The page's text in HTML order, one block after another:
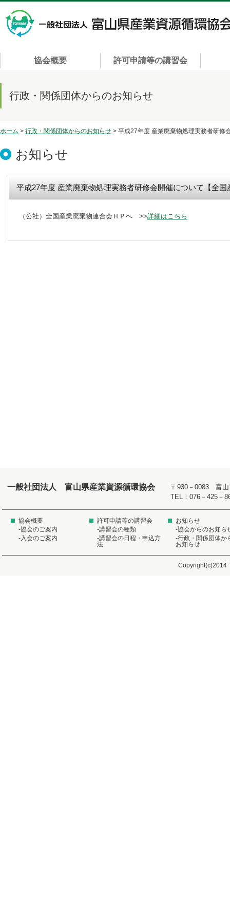
協会概要 許可申請等の講習会
行政・関係団体からのお知らせ
ホーム > 行政・関係団体からのお知らせ > 平成27年度 産業廃棄物処理実務者研修
お知らせ
平成27年度 産業廃棄物処理実務者研修会開催について【全
（公社）全国産業廃棄物連合会ＨＰへ >>詳細はこちら
一般社団法人 富山県産業資源循環協会
〒930－0083 富山
TEL：076－425
協会概要
-協会のご案内
-入会のご案内
許可申請等の講習会
-講習会の種類
-講習会の日程・申込方
法
お知らせ
-協会からのお知ら
-行政・関係団体か
お知らせ
Copyright(c)2014